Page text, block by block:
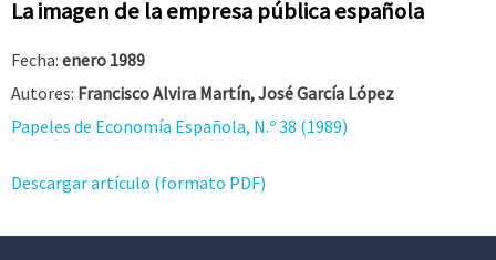
La imagen de la empresa pública española
Fecha: enero 1989
Autores: Francisco Alvira Martín, José García López
Papeles de Economía Española, N.º 38 (1989)
Descargar artículo (formato PDF)